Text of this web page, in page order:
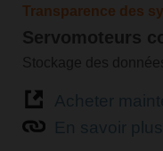
Transparence des
Servomoteurs
Stockage des